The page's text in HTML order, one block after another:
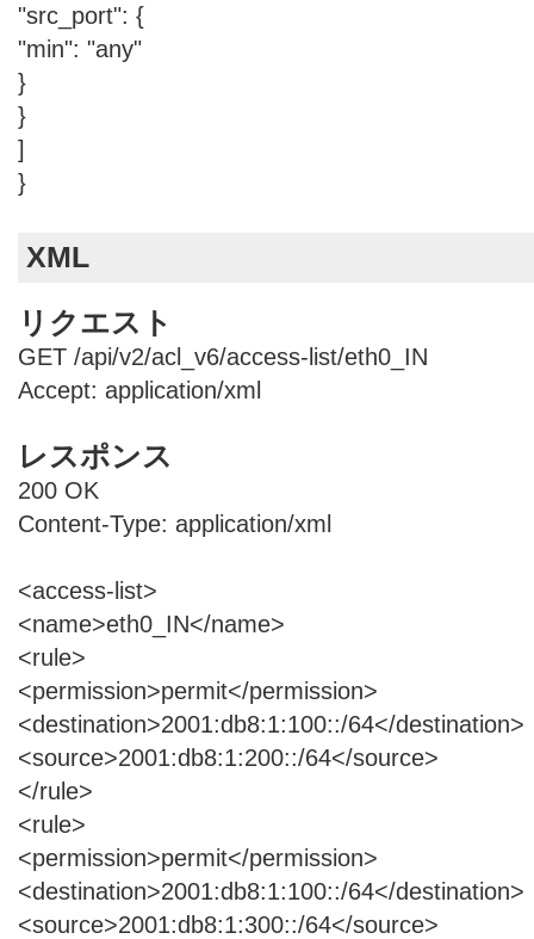
"src_port": {
"min": "any"
}
}
]
}
XML
リクエスト
GET /api/v2/acl_v6/access-list/eth0_IN
Accept: application/xml
レスポンス
200 OK
Content-Type: application/xml
<access-list>
<name>eth0_IN</name>
<rule>
<permission>permit</permission>
<destination>2001:db8:1:100::/64</destination>
<source>2001:db8:1:200::/64</source>
</rule>
<rule>
<permission>permit</permission>
<destination>2001:db8:1:100::/64</destination>
<source>2001:db8:1:300::/64</source>